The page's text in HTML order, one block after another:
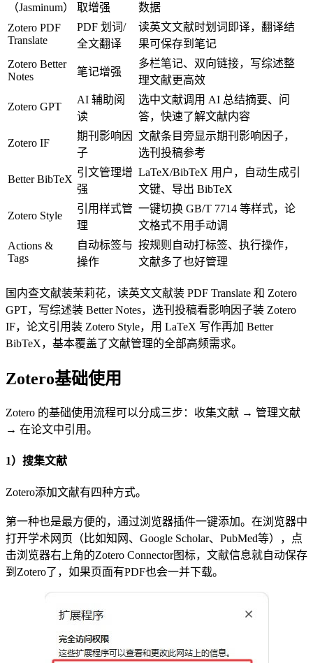
（Jasminum）
取增强
数据
Zotero PDF
Translate
PDF 划词/
全文翻译
读英文文献时划词即译，翻译结
果可保存到笔记
Zotero Better
Notes
笔记增强
多栏笔记、双向链接，写综述整
理文献更高效
Zotero GPT
AI 辅助阅
读
选中文献调用 AI 总结摘要、问
答，快速了解文献内容
Zotero IF
期刊影响因
子
文献条目旁显示期刊影响因子，
选刊投稿参考
Better BibTeX
引文管理增
强
LaTeX/BibTeX 用户，自动生成引
文键、导出 BibTeX
Zotero Style
引用样式管
理
一键切换 GB/T 7714 等样式，论
文格式不用手动调
Actions &
Tags
自动标签与
操作
按规则自动打标签、执行操作，
文献多了也好管理
国内查文献装茉莉花，读英文文献装 PDF Translate 和 Zotero
GPT，写综述装 Better Notes，选刊投稿看影响因子装 Zotero
IF，论文引用装 Zotero Style，用 LaTeX 写作再加 Better
BibTeX，基本覆盖了文献管理的全部高频需求。
Zotero基础使用
Zotero 的基础使用流程可以分成三步：收集文献 → 管理文献
→ 在论文中引用。
1）搜集文献
Zotero添加文献有四种方式。
第一种也是最方便的，通过浏览器插件一键添加。在浏览器中
打开学术网页（比如知网、Google Scholar、PubMed等），点
击浏览器右上角的Zotero Connector图标，文献信息就自动保存
到Zotero了，如果页面有PDF也会一并下载。